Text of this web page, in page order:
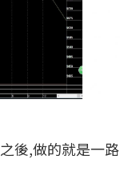
後,做的就是一路